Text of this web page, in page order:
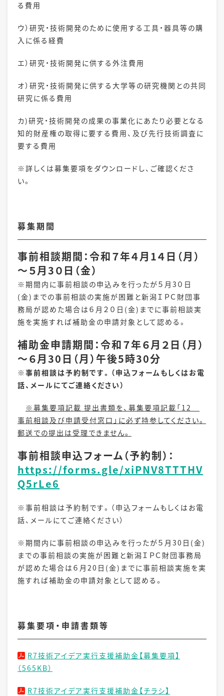
る費用
ウ）研究・技術開発のために使用する工具・器具等の購
入に係る経費
エ）研究・技術開発に供する外注費用
オ） 研究・技術開発に供する大学等の研究機関との共同
研究に係る費用
カ)研究・技術開発の成果の事業化にあたり必要となる
知的財産権の取得に要する費用 、及び先行技術調査に
要する費用
※詳しくは募集要項をダウンロードし、ご確認くださ
い。
募集期間
事前相談期間：令和７年４月1４日（月）
～５月3０日（金）
※期間内に事前相談の申込みを行ったが５月 3０ 日
(金) までの事前相談の実施が困難と新潟ＩＰＣ財団事
務局が認めた場合は６月２０日 (金) までに事前相談実
施を実施すれば補助金の申請対象として認める。
補助金申請期間：令和７年６月２日（月）
～６月30日（月）午後5時30分
※事前相談は予約制です。（申込フォームもしくはお電
話、メールにてご連絡ください）
※募集要項記載 提出書類を、募集要項記載「12
事前相談及び申請受付窓口」に必ず持参してください。
郵送での提出は受理できません。
事前相談申込フォーム（予約制）：
https://forms.gle/xiPNV8TTTHV
Q5rLe6
※事前相談は予約制です。（申込フォームもしくはお電
話、メールにてご連絡ください）
※期間内に事前相談の申込みを行ったが５月 30 日 (金)
までの事前相談の実施が困難と新潟ＩＰＣ財団事務局
が認めた場合は６月20 日 (金) までに事前相談実施を実
施すれば補助金の申請対象として認める。
募集要項・申請書類等
R7技術アイデア実行支援補助金【募集要項】
（565KB）
R7技術アイデア実行支援補助金【チラシ】